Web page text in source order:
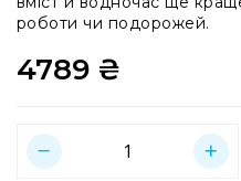
кейси
Кейси
роботи чи подорожей.
4789 ₴